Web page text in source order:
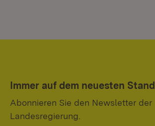
Immer auf dem neuesten Stand
Abonnieren Sie den Newsletter der
Landesregierung.